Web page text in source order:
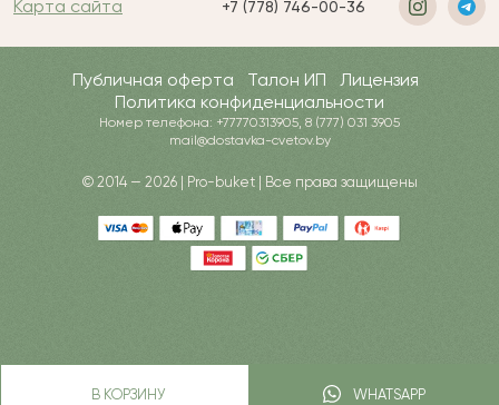
В КОРЗИНУ WHATSAPP
Карта сайта +7 (778) 746-00-36
Публичная оферта Талон ИП
Лицензия
Политика конфиденциальности
Номер телефона: +77770313905, 8 (777) 031 3905
mail@dostavka-cvetov.by
© 2014 — 2026 | Pro-buket | Все права защищены